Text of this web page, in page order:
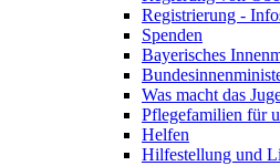
Registrierung -
Spenden
Bayerisches
Was macht das
Pflegefamilien für
Helfen
Hilfestellung und